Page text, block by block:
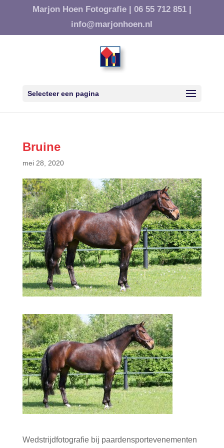
Marjon Hoen Fotografie | 06 55 712 851 |
info@marjonhoen.nl
Selecteer een pagina
Bruine
mei 28, 2020
Wedstrijdfotografie bij paardensportevenementen